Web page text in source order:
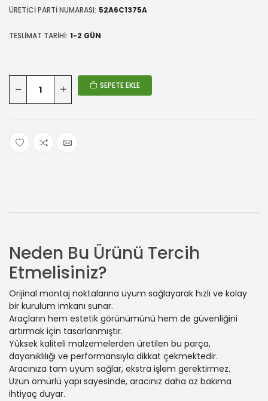
ÜRETICI PARTI NUMARASI: 52A6C1375A
TESLIMAT TARIHI: 1-2 GÜN
SEPETE EKLE
Neden Bu Ürünü Tercih
Etmelisiniz?
Orijinal montaj noktalarına uyum sağlayarak hızlı ve kolay
bir kurulum imkanı sunar.
Araçların hem estetik görünümünü hem de güvenliğini
artırmak için tasarlanmıştır.
Yüksek kaliteli malzemelerden üretilen bu parça,
dayanıklılığı ve performansıyla dikkat çekmektedir.
Aracınıza tam uyum sağlar, ekstra işlem gerektirmez.
Uzun ömürlü yapı sayesinde, aracınız daha az bakıma
ihtiyaç duyar.